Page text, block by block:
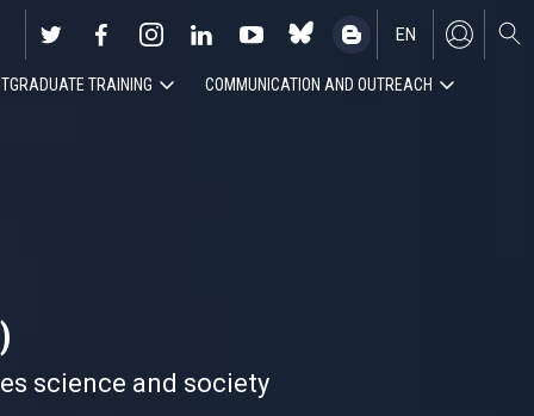
EN
ES
TRAINING COMMUNICATION AND OUTREACH
science and society